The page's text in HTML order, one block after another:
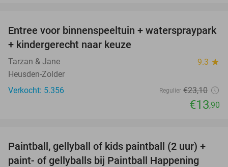
40%
Entree voor binnenspeeltuin + waterspraypark
+ kindergerecht naar keuze
Tarzan & Jane 9.3 star
Heusden-Zolder
Verkocht: 5.356
Regulier €23,10
€13,90
41%
Paintball, gellyball of kids paintball (2 uur) +
paint- of gellyballs bij Paintball Happening